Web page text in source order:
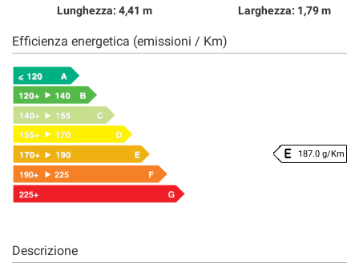
Lunghezza: 4,41 m Larghezza: 1,79 m
Efficienza energetica (emissioni / Km)
187.0 g/Km
Descrizione